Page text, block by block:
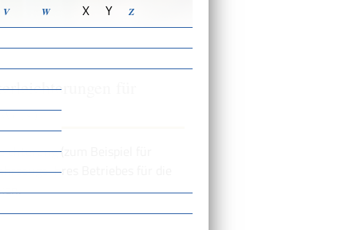
V W X Y Z
für
(zum Beispiel für
Ihres Betriebes für die